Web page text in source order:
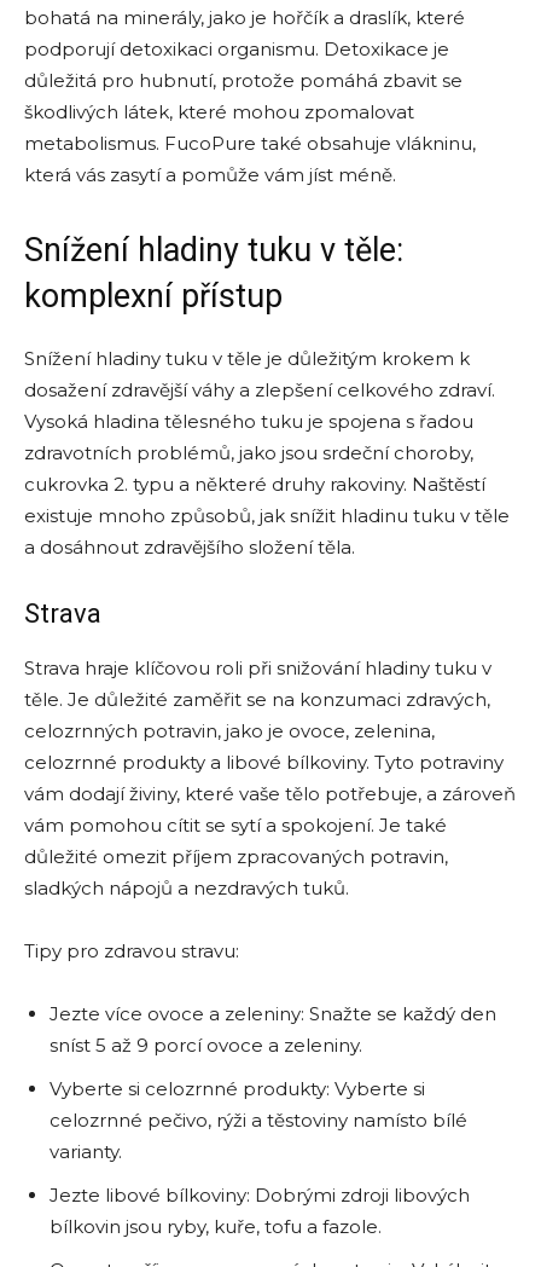
bohatá na minerály, jako je hořčík a draslík, které
podporují detoxikaci organismu. Detoxikace je
důležitá pro hubnutí, protože pomáhá zbavit se
škodlivých látek, které mohou zpomalovat
metabolismus. FucoPure také obsahuje vlákninu,
která vás zasytí a pomůže vám jíst méně.
Snížení hladiny tuku v těle:
komplexní přístup
Snížení hladiny tuku v těle je důležitým krokem k
dosažení zdravější váhy a zlepšení celkového zdraví.
Vysoká hladina tělesného tuku je spojena s řadou
zdravotních problémů, jako jsou srdeční choroby,
cukrovka 2. typu a některé druhy rakoviny. Naštěstí
existuje mnoho způsobů, jak snížit hladinu tuku v těle
a dosáhnout zdravějšího složení těla.
Strava
Strava hraje klíčovou roli při snižování hladiny tuku v
těle. Je důležité zaměřit se na konzumaci zdravých,
celozrnných potravin, jako je ovoce, zelenina,
celozrnné produkty a libové bílkoviny. Tyto potraviny
vám dodají živiny, které vaše tělo potřebuje, a zároveň
vám pomohou cítit se sytí a spokojení. Je také
důležité omezit příjem zpracovaných potravin,
sladkých nápojů a nezdravých tuků.
Tipy pro zdravou stravu:
Jezte více ovoce a zeleniny: Snažte se každý den
sníst 5 až 9 porcí ovoce a zeleniny.
Vyberte si celozrnné produkty: Vyberte si
celozrnné pečivo, rýži a těstoviny namísto bílé
varianty.
Jezte libové bílkoviny: Dobrými zdroji libových
bílkovin jsou ryby, kuře, tofu a fazole.